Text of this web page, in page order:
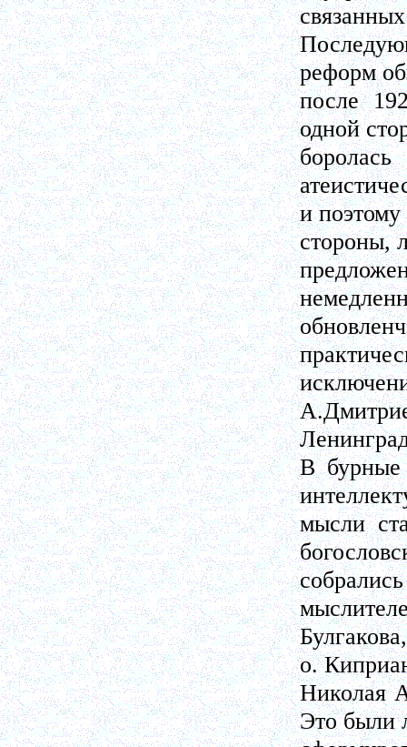
реформ
после
одной
и
стороны,
В бурные
мысли
о.
Николая
Это были